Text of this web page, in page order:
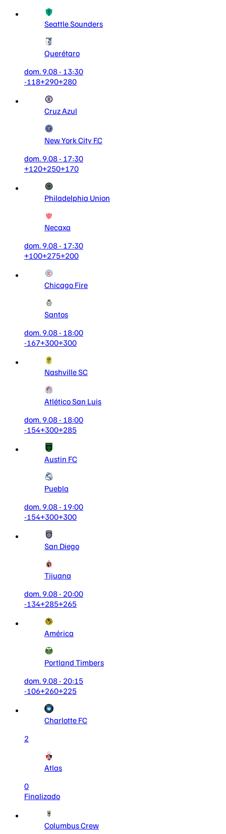
Seattle Sounders
Querétaro
dom. 9.08 - 13:30
-118+290+280
Cruz Azul
New York City F.C
dom. 9.08 - 17:30
+120+250+170
Philadelphia Union
Necaxa
dom. 9.08 - 17:30
+100+275+200
Chicago Fire
Santos
dom. 9.08 - 18:00
-167+300+300
Nashville SC
Atlético San Luis
dom. 9.08 - 18:00
-154+300+285
Austin FC
Puebla
dom. 9.08 - 19:00
-154+300+300
San Diego
Tijuana
dom. 9.08 - 20:00
-134+285+265
América
Portland Timbers
dom. 9.08 - 20:15
-106+260+225
Charlotte FC
2
Atlas
0
Finalizado
Columbus Crew